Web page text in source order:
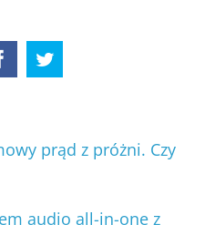
prąd z próżni. Czy
audio all-in-one z